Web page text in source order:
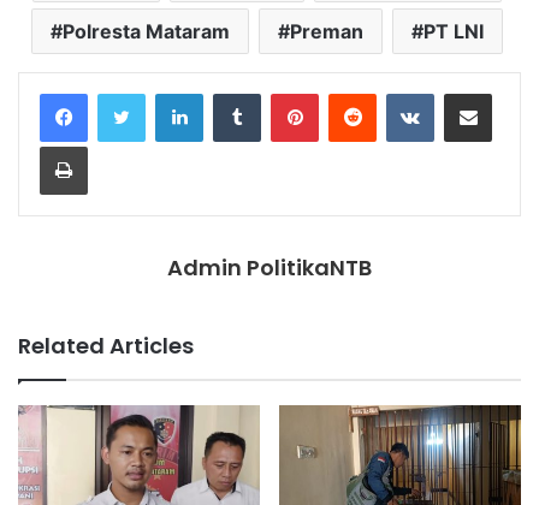
Polresta Mataram Preman PT LNI
LinkedInTumblr PinterestReddit VKontakteShare via Email
Print
Admin PolitikaNTB
Related Articles